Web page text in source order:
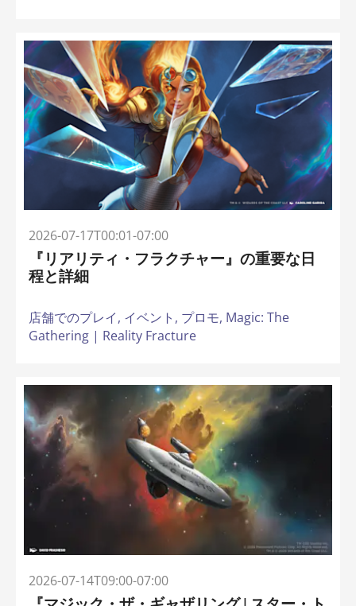
2026-07-17T00:01-07:00
『リアリティ・フラクチャー』の重要な日
程と詳細
店舗でのプレイ, イベント, プロモ, Magic: The
Gathering | Reality Fracture
2026-07-14T09:00-07:00